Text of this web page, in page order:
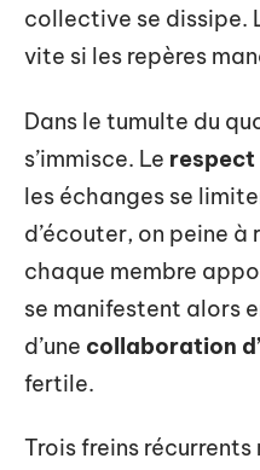
collective se dissipe.
vite si les repères
Dans le tumulte du
s’immisce. Le respect
les échanges se
d’écouter, on peine
chaque membre
se manifestent alors
d’une collaboration
fertile.
Trois freins récurrents